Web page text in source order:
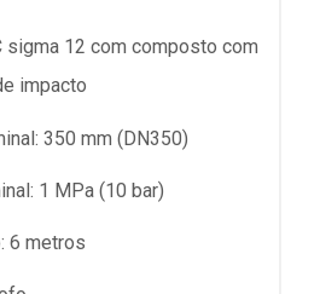
sigma 12 com composto com
impacto
350 mm (DN350)
1 MPa (10 bar)
6 metros